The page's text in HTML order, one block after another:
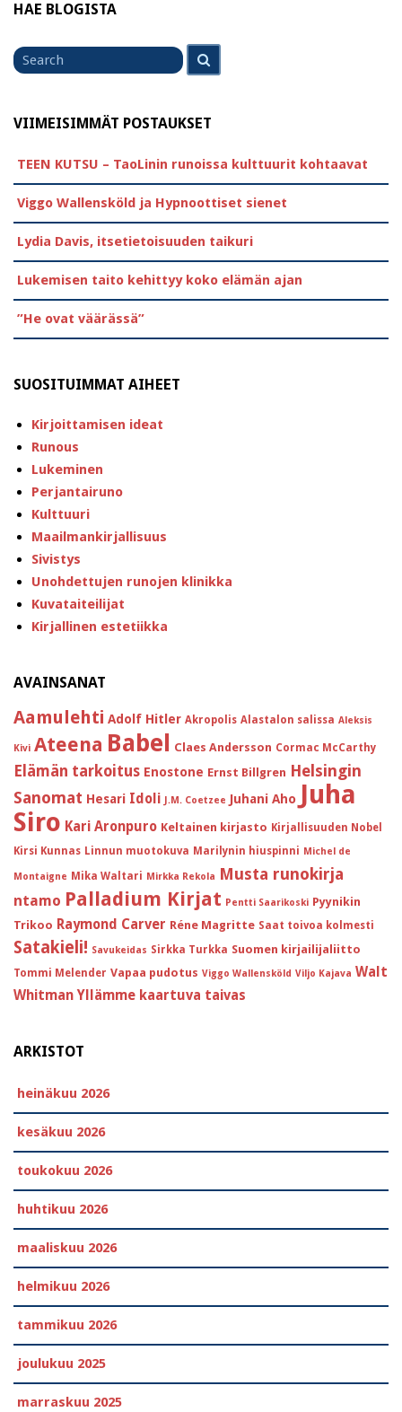
HAE BLOGISTA
Search
for
VIIMEISIMMÄT POSTAUKSET
TEEN KUTSU – TaoLinin runoissa kulttuurit kohtaavat
Viggo Wallensköld ja Hypnoottiset sienet
Lydia Davis, itsetietoisuuden taikuri
Lukemisen taito kehittyy koko elämän ajan
”He ovat väärässä”
SUOSITUIMMAT AIHEET
Kirjoittamisen ideat
Runous
Lukeminen
Perjantairuno
Kulttuuri
Maailmankirjallisuus
Sivistys
Unohdettujen runojen klinikka
Kuvataiteilijat
Kirjallinen estetiikka
AVAINSANAT
Aamulehti Adolf Hitler Akropolis Alastalon salissa Aleksis
Kivi Ateena Babel Claes Andersson Cormac McCarthy
Elämän tarkoitus Enostone Ernst Billgren Helsingin
Sanomat Hesari Idoli J.M. Coetzee Juhani Aho Juha
Siro Kari Aronpuro Keltainen kirjasto Kirjallisuuden Nobel
Kirsi Kunnas Linnun muotokuva Marilynin hiuspinni Michel de
Montaigne Mika Waltari Mirkka Rekola Musta runokirja
ntamo Palladium Kirjat Pentti Saarikoski Pyynikin
Trikoo Raymond Carver Réne Magritte Saat toivoa kolmesti
Satakieli! Savukeidas Sirkka Turkka Suomen kirjailijaliitto
Tommi Melender Vapaa pudotus Viggo Wallensköld Viljo Kajava Walt
Whitman Yllämme kaartuva taivas
ARKISTOT
heinäkuu 2026
kesäkuu 2026
toukokuu 2026
huhtikuu 2026
maaliskuu 2026
helmikuu 2026
tammikuu 2026
joulukuu 2025
marraskuu 2025